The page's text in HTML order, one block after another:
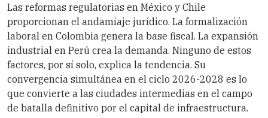
Las reformas regulatorias en México y Chile
proporcionan el andamiaje jurídico. La formalización
laboral en Colombia genera la base fiscal. La expansión
industrial en Perú crea la demanda. Ninguno de estos
factores, por sí solo, explica la tendencia. Su
convergencia simultánea en el ciclo 2026-2028 es lo
que convierte a las ciudades intermedias en el campo
de batalla definitivo por el capital de infraestructura.